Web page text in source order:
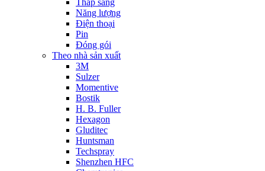
Năng lượng
Điện thoại
Pin
Đóng gói
Theo nhà sản xuất
3M
Sulzer
Momentive
Bostik
H. B. Fuller
Hexagon
Gluditec
Huntsman
Techspray
Shenzhen HFC